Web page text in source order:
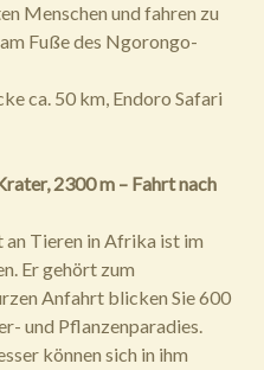
Menschen und fahren zu
Fuße des Ngorongo-
ca. 50 km, Endoro Safari
2300 m – Fahrt nach
Tieren in Afrika ist im
Er gehört zum
Anfahrt blicken Sie 600
und Pflanzenparadies.
können sich in ihm